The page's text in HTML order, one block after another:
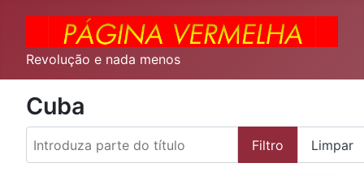
Revolução e nada menos
Cuba
Introduza parte do título
Filtro Limpar